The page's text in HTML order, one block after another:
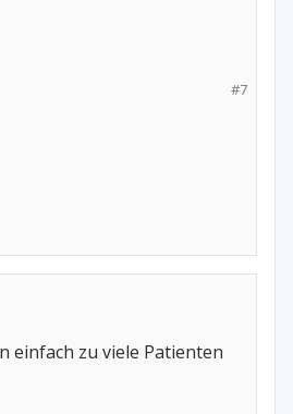
#7
einfach zu viele Patienten